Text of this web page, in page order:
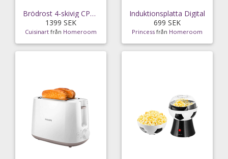
Brödrost 4-skivig CPT180PIER Rosa
1399 SEK
Cuisinart från Homeroom
Induktionsplatta Digital
699 SEK
Princess från Homeroom